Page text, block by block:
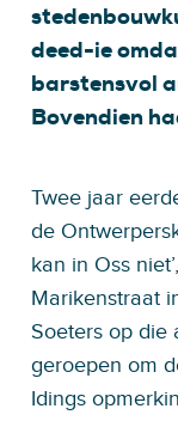
deed-ie
barstensvol
Bovendien
Twee jaar
de
kan in Oss
Marikenstraat
Soeters op die
geroepen om
Idings